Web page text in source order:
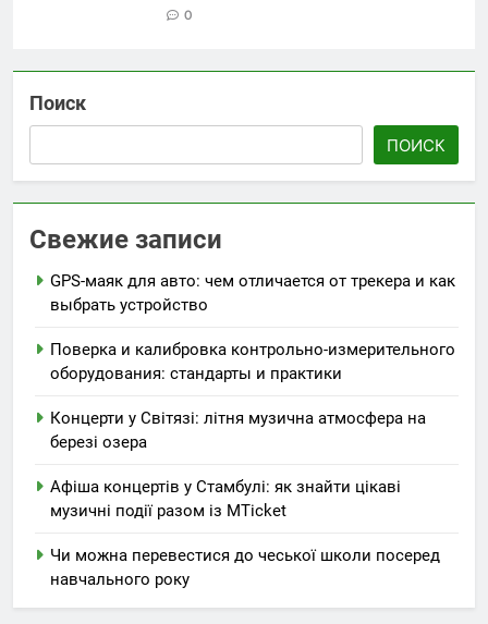
0
Поиск
ПОИСК
Свежие записи
GPS-маяк для авто: чем отличается от трекера и как
выбрать устройство
Поверка и калибровка контрольно-измерительного
оборудования: стандарты и практики
Концерти у Світязі: літня музична атмосфера на
березі озера
Афіша концертів у Стамбулі: як знайти цікаві
музичні події разом із MTicket
Чи можна перевестися до чеської школи посеред
навчального року